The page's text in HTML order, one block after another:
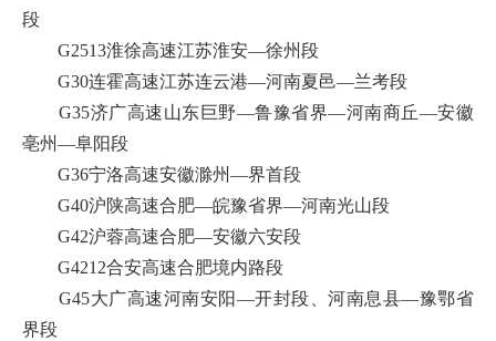
段
G2513淮徐高速江苏淮安—徐州段
G30连霍高速江苏连云港—河南夏邑—兰考段
G35济广高速山东巨野—鲁豫省界—河南商丘—安徽
亳州—阜阳段
G36宁洛高速安徽滁州—界首段
G40沪陕高速合肥—皖豫省界—河南光山段
G42沪蓉高速合肥—安徽六安段
G4212合安高速合肥境内路段
G45大广高速河南安阳—开封段、河南息县—豫鄂省
界段